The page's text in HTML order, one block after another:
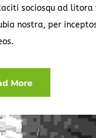
sociosqu ad litora
nostra, per
More